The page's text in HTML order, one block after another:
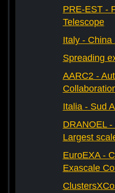
PRE-EST -
Telescope
Italy - China
Spreading
AARC2 -
Italia - Sud
DRANOEL
Largest
EuroEXA -
Exascale